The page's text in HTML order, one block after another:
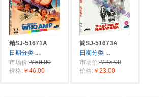
精SJ-51671A
日期分类 ...
市场价:￥50.00
价格: ￥46.00
简SJ-51673A
日期分类 ...
市场价:￥25.00
价格: ￥23.00